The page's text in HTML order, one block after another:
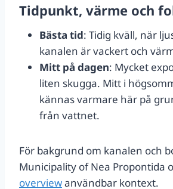
Tidpunkt, värme och
Bästa tid: Tidig kväll, när
kanalen är vackert och
Mitt på dagen: Mycket
liten skugga. Mitt i
kännas varmare här på
från vattnet.
För bakgrund om kanalen och
Municipality of Nea Propontida
overviewanvändbar kontext.